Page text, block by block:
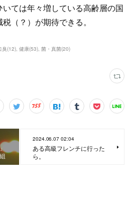
ては年々増している高齢層の国
（？）が期待できる。
臭(12) 健康(53) 菌・真菌(20)
…
2024.06.07 02:04
ある高級フレンチに行った
ら。